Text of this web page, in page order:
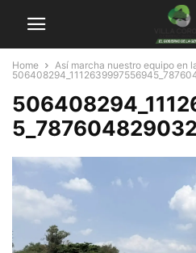
Home
Así marcha nuestro equipo en